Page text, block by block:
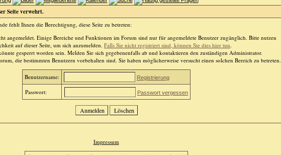
Seite verwehrt.
fehlt Ihnen die Berechtigung, diese Seite zu betreten:
angemeldet. Einige Bereiche und Funktionen im Forum sind nur für angemeldete Benutzer zugänglich. Bitte nutzen
auf dieser Seite, um sich anzumelden. Falls Sie nicht registriert sind, können Sie dies hier tun.
gesperrt worden sein. Melden Sie sich gegebenenfalls ab und kontaktieren den zuständigen Administrator.
die bestimmten Benutzern vorbehalten sind. Sie haben möglicherweise versucht einen solchen Bereich zu betreten.
Benutzername: Registrierung
Passwort: Passwort vergessen
Impressum